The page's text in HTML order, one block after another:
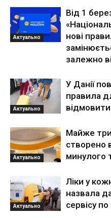
Актуально
Від 1
нові
залежно
Актуально
У Данії
правила
Актуально
Майже три
створено
минулого
Актуально
Ліки у
назвала
сервісу по